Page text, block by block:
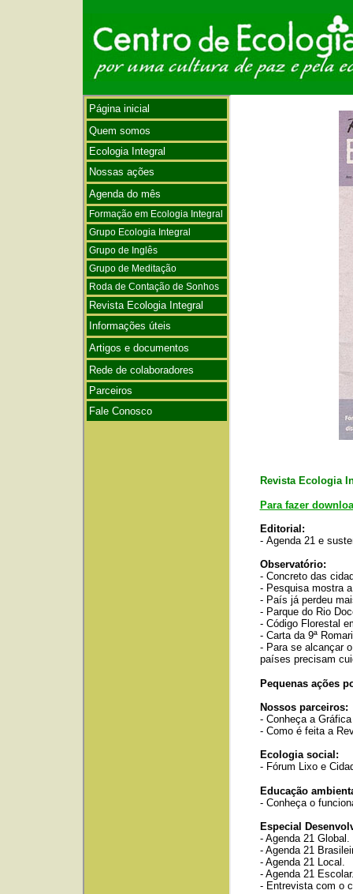
Revista Ecologia
Para fazer
Editorial:
- Agenda 21 e
Observatório:
- Concreto das
- Pesquisa mostra
- País já perdeu
- Parque do Rio
- Código Florestal
- Carta da 9ª
- Para se alcançar
países precisam
Pequenas ações
Nossos parceiros:
- Conheça a
- Como é feita a
Ecologia social:
- Fórum Lixo e
Educação
- Conheça o
Especial
- Agenda 21 Global.
- Agenda 21
- Agenda 21 Local.
- Agenda 21
- Entrevista com o